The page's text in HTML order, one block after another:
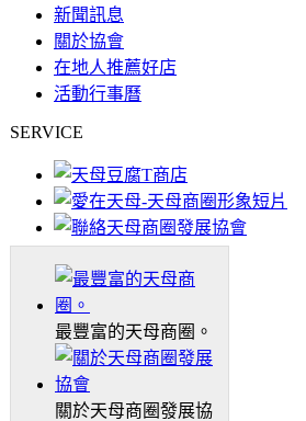
新聞訊息
關於協會
在地人推薦好店
活動行事曆
SERVICE
最豐富的天母商圈。
關於天母商圈發展協